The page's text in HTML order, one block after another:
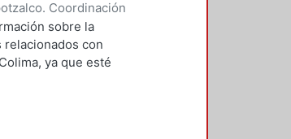
Coordinación
;Flores, Karina
sobre la
con
ya que esté